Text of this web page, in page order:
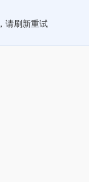
请刷新重试